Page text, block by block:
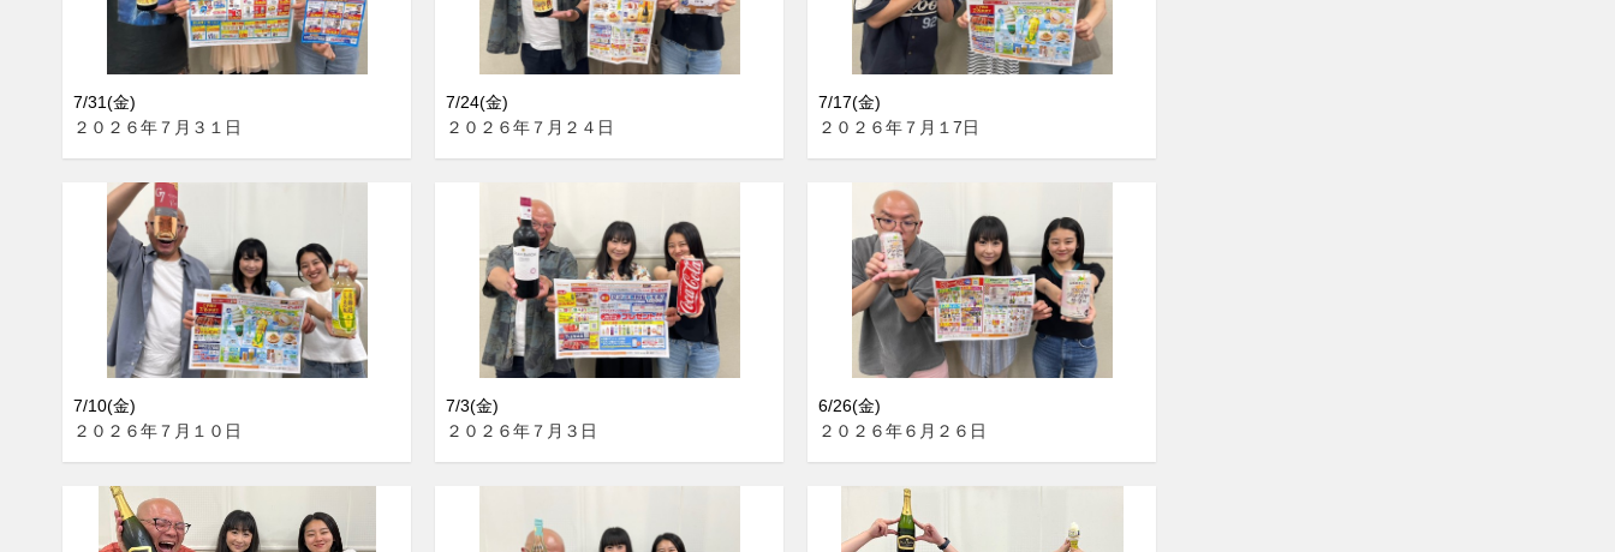
7/31(金)
２０２６年７月３１日
7/24(金)
２０２６年７月２４日
7/17(金)
２０２６年７月１7日
7/10(金)
２０２６年７月１０日
7/3(金)
２０２６年７月３日
6/26(金)
２０２６年６月２６日